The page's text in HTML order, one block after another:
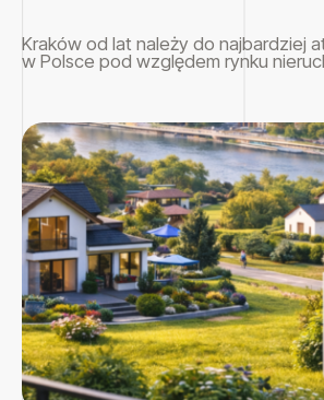
Kraków od lat należy do najbardziej
w Polsce pod względem rynku